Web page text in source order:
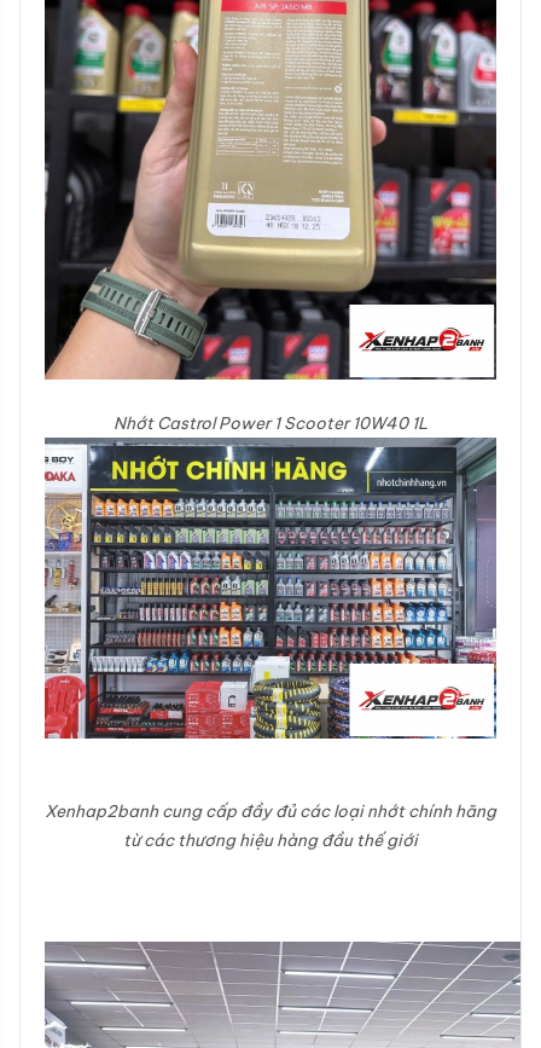
Nhớt Castrol Power 1 Scooter 10W40 1L
Xenhap2banh cung cấp đầy đủ các loại nhớt chính hãng
từ các thương hiệu hàng đầu thế giới